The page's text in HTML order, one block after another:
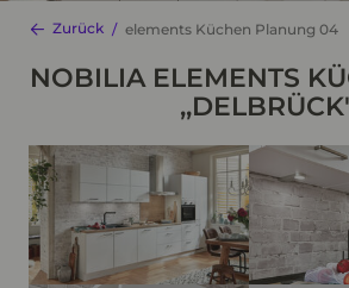
Zurück elements Küchen Planung 04
NOBILIA ELEMENTS